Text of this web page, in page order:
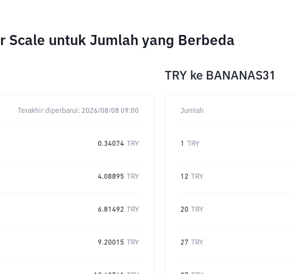
Scale untuk Jumlah yang Berbeda
Terakhir diperbarui: 2026/08/08 09:00
0.34074 TRY
4.08895 TRY
6.81492 TRY
9.20015 TRY
TRY ke BANANAS31
Jumlah
1 TRY
12 TRY
20 TRY
27 TRY